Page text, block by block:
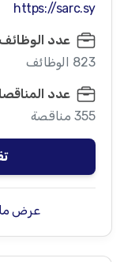
https://sarc.sy
عدد الوظائف
823 الوظائف
عدد
355 مناقصة
عرض